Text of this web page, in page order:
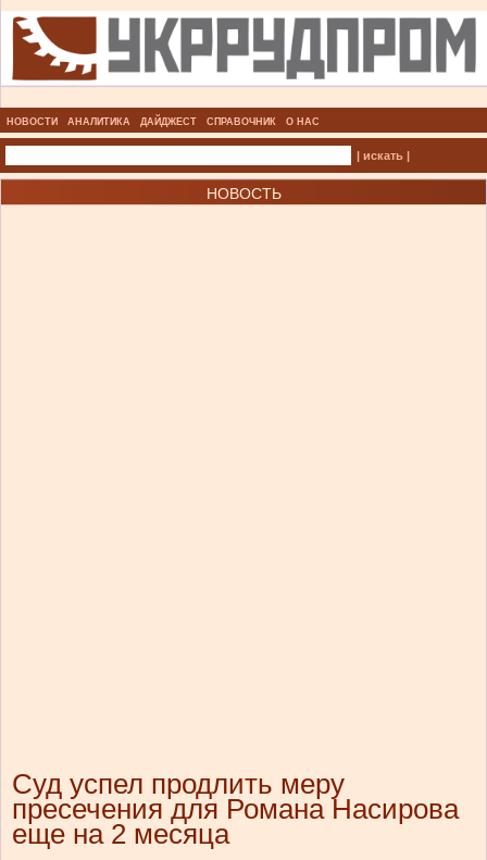
НОВОСТИ АНАЛИТИКА ДАЙДЖЕСТ СПРАВОЧНИК О НАС
| искать |
НОВОСТЬ
Суд успел продлить меру
пресечения для Романа Насирова
еще на 2 месяца